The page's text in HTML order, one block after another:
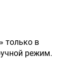
только в
режим.